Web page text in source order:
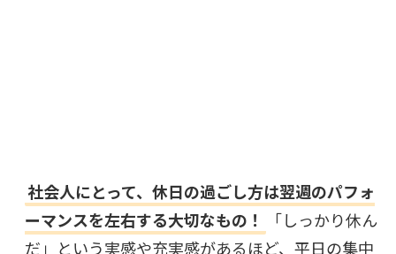
社会人にとって、休日の過ごし方は翌週のパフォ
ーマンスを左右する大切なもの！
「しっかり休ん
だ」という実感や充実感があるほど、平日の集中